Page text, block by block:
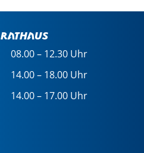
08.00 – 12.30 Uhr
14.00 – 18.00 Uhr
14.00 – 17.00 Uhr